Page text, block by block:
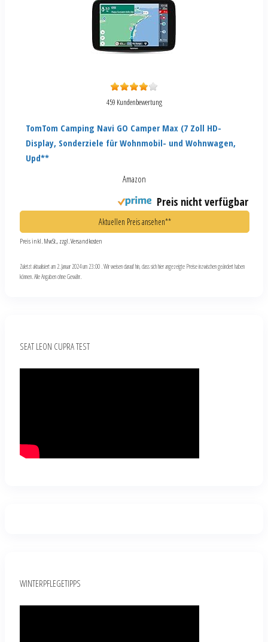
459 Kundenbewertung
TomTom Camping Navi GO Camper Max (7 Zoll HD-
Display, Sonderziele für Wohnmobil- und Wohnwagen,
Upd**
Amazon
Preis nicht verfügbar
Aktuellen Preis ansehen**
Preis inkl. MwSt., zzgl. Versandkosten
Zuletzt aktualisiert am 2. Januar 2024 um 23:00 . Wir weisen darauf hin, dass sich hier angezeigte Preise inzwischen geändert haben
können. Alle Angaben ohne Gewähr.
SEAT LEON CUPRA TEST
WINTERPFLEGETIPPS